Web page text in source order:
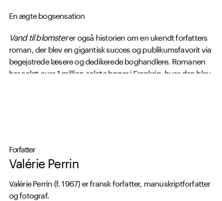
En ægte bogsensation
Vand til blomsterer også historien om en ukendt forfatters
roman, der blev en gigantisk succes og publikumsfavorit via
begejstrede læsere og dedikerede boghandlere. Romanen
har solgt over 1 million solgte bøger i Frankrig, hvor den blev
Forfatter
Valérie Perrin
Valérie Perrin (f. 1967) er fransk forfatter, manuskriptforfatter
og fotograf.